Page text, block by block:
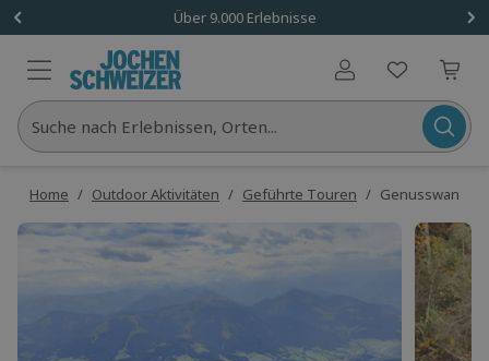
Über 9.000 Erlebnisse
Benutzerkonto
Suche nach Erlebnissen, Orten...
Home / Outdoor Aktivitäten / Geführte Touren /